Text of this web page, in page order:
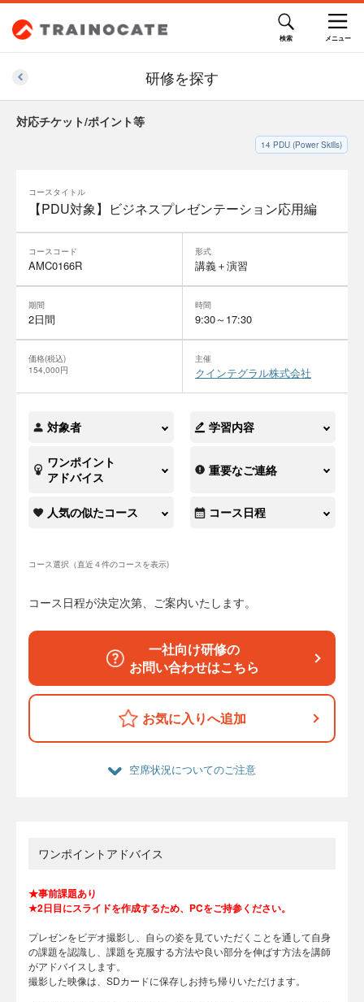
研修を探す
対応チケット/ポイント等
14 PDU (Power Skills)
コースタイトル
【PDU対象】ビジネスプレゼンテーション応用編
コースコード
AMC0166R
形式
講義＋演習
期間
2日間
時間
9:30～17:30
価格(税込)
154,000円
主催
クインテグラル株式会社
対象者 学習内容
ワンポイント
アドバイス
重要なご連絡
人気の似たコース コース日程
コース選択（直近４件のコースを表示)
コース日程が決定次第、ご案内いたします。
一社向け研修の
お問い合わせはこちら
お気に入りへ追加
空席状況についてのご注意
ワンポイントアドバイス
★事前課題あり
★2日目にスライドを作成するため、PCをご持参ください。
プレゼンをビデオ撮影し、自らの姿を見ていただくことを通して自身
の課題を認識し、課題を克服する方法や良い部分を伸ばす方法を講師
がアドバイスします。
撮影した映像は、SDカードに保存しお持ち帰りいただけます。